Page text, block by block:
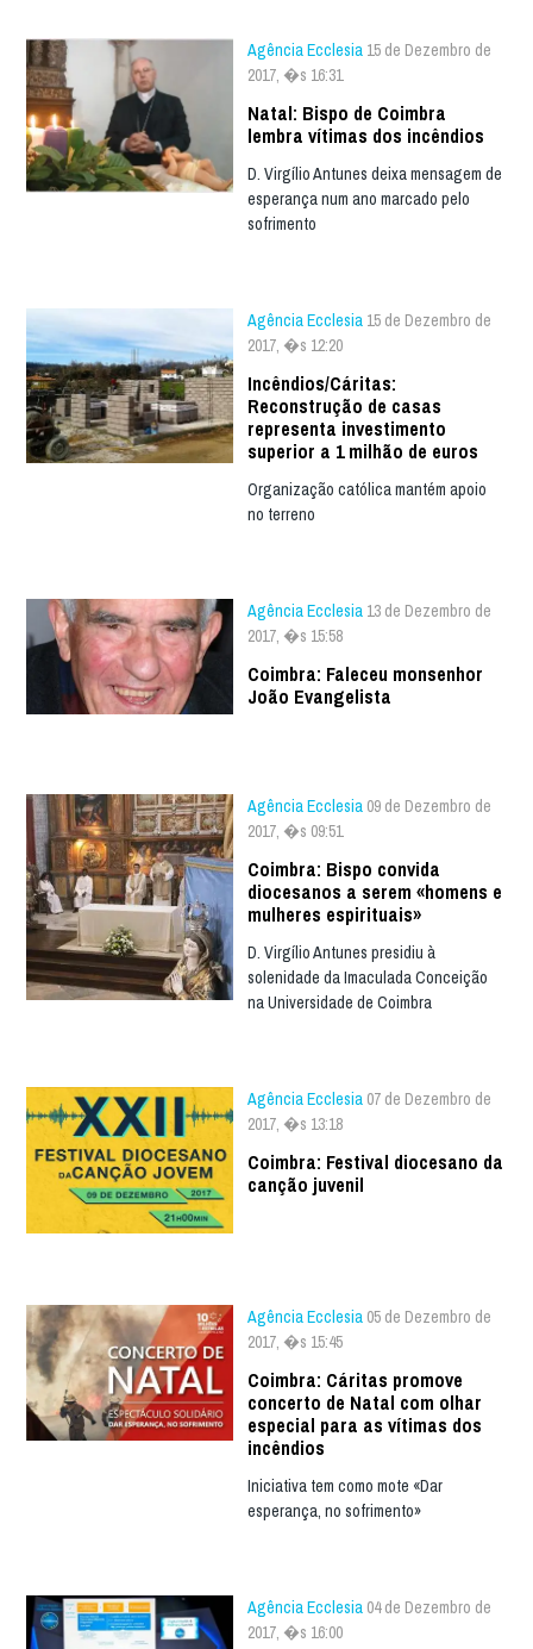
Agência Ecclesia 15 de Dezembro de
2017, �s 16:31
Natal: Bispo de Coimbra
lembra vítimas dos incêndios
D. Virgílio Antunes deixa mensagem de
esperança num ano marcado pelo
sofrimento
Agência Ecclesia 15 de Dezembro de
2017, �s 12:20
Incêndios/Cáritas:
Reconstrução de casas
representa investimento
superior a 1 milhão de euros
Organização católica mantém apoio
no terreno
Agência Ecclesia 13 de Dezembro de
2017, �s 15:58
Coimbra: Faleceu monsenhor
João Evangelista
Agência Ecclesia 09 de Dezembro de
2017, �s 09:51
Coimbra: Bispo convida
diocesanos a serem «homens e
mulheres espirituais»
D. Virgílio Antunes presidiu à
solenidade da Imaculada Conceição
na Universidade de Coimbra
Agência Ecclesia 07 de Dezembro de
2017, �s 13:18
Coimbra: Festival diocesano da
canção juvenil
Agência Ecclesia 05 de Dezembro de
2017, �s 15:45
Coimbra: Cáritas promove
concerto de Natal com olhar
especial para as vítimas dos
incêndios
Iniciativa tem como mote «Dar
esperança, no sofrimento»
Agência Ecclesia 04 de Dezembro de
2017, �s 16:00